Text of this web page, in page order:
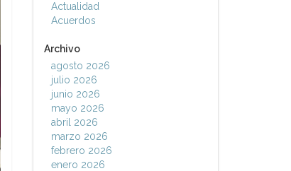
Actualidad
Acuerdos
Archivo
agosto 2026
julio 2026
junio 2026
mayo 2026
abril 2026
marzo 2026
febrero 2026
enero 2026